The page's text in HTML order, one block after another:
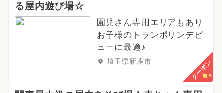
る屋内遊び場☆
園児さん専用エリアもあり
お子様のトランポリンデビ
ューに最適♪
埼玉県新座市 クーポン